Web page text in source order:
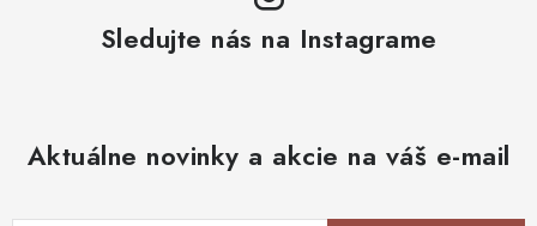
Sledujte nás na Instagrame
Aktuálne novinky a akcie na váš e-mail